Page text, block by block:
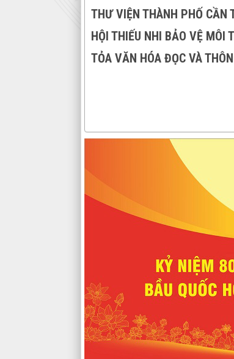
THƯ VIỆN THÀNH PHỐ CẦN
HỘI THIẾU NHI BẢO VỆ MÔI
TỎA VĂN HÓA ĐỌC VÀ